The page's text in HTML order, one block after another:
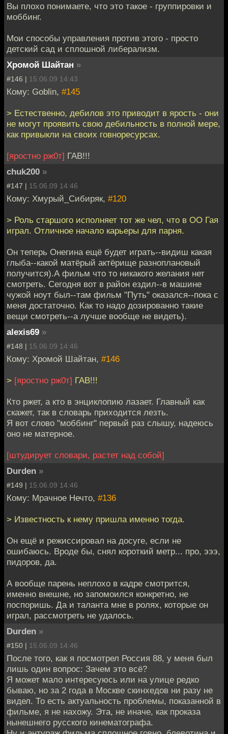
Вы плохо понимаете, что это такое - группировки и
моббинг.
Мои способы управления против этого - просто
детский сад и сплошной либерализм.
Хромой Шайтан »
#146 | 15.06.09 14:43
Кому: Goblin, #145
> Естественно, дебилов это приводит в ярость - они
не могут проявить свою дебильность в полной мере,
как привыкли на своих говноресурсах.
[яростно рж0т] ГАВ!!!
chuk200 »
#147 | 15.06.09 14:46
Кому: Хмурый_Сибиряк, #120
> Роль старшого исполняет тот же чел, что в ОО Гая
играл. Отличное начало карьеры для парня.
Он теперь Онегина ещё будет играть--видиш какая
глыба--какой матёрый актёрище разноплановый
получится).А фильм что то никакого желания нет
смотреть. Сегодня вот в район ездил--в машине
чужой ноут был--там фильм "Путь" оказался--пока с
меня достаточно. Как то надо дозированно такие
вещи смотреть--а лучше вообще не видеть).
alexis69 »
#148 | 15.06.09 14:46
Кому: Хромой Шайтан, #146
> [яростно рж0т] ГАВ!!!
Кто ржет, а кто в энциклопию лазает. Главный как
скажет, так в словарь приходится лезть.
Я вот слово "моббинг" первый раз слышу, надеюсь
оно не матерное.
[штудирует словари, растет над собой]
Durden »
#149 | 15.06.09 14:46
Кому: Мрачное Нечто, #136
> Известность к нему пришла именно тогда.
Он ещё и режиссировал на досуге, если не
ошибаюсь. Вроде бы, снял короткий метр... про, эээ,
пидоров, да.
А вообще парень неплохо в кадре смотрится,
именно внешне, но запомоился конкретно, не
поспоришь. Да и таланта мне в ролях, которые он
играл, рассмотреть не удалось.
Durden »
#150 | 15.06.09 14:46
После того, как я посмотрел Россия 88, у меня был
лишь один вопрос: Зачем это всё?
Я может мало интересуюсь или на улице редко
бываю, но за 2 года в Москве скинхедов ни разу не
видел. То есть актуальность проблемы, показанной в
фильме, я не нахожу. Эта, не иначе, как проказа
нынешнего русского кинематографа.